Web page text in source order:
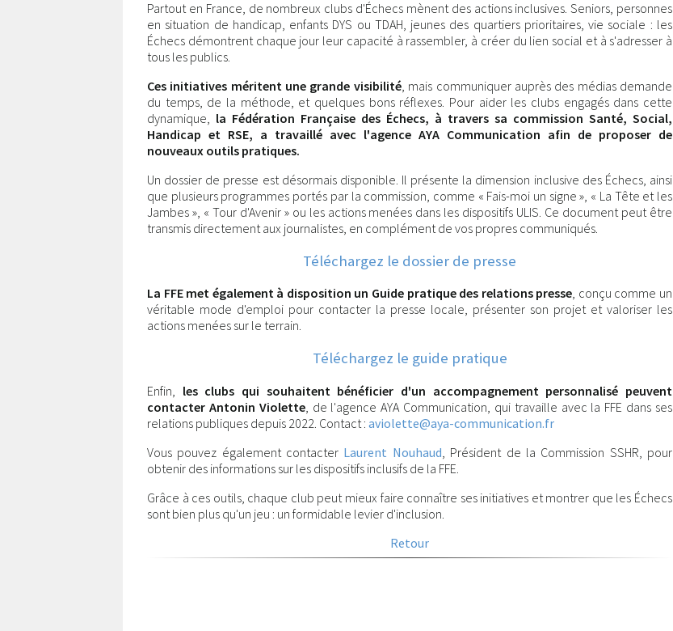
Partout en France, de nombreux clubs d'Échecs mènent des actions inclusives. Seniors, personnes
en situation de handicap, enfants DYS ou TDAH, jeunes des quartiers prioritaires, vie sociale : les
Échecs démontrent chaque jour leur capacité à rassembler, à créer du lien social et à s'adresser à
tous les publics.
Ces initiatives méritent une grande visibilité, mais communiquer auprès des médias demande
du temps, de la méthode, et quelques bons réflexes. Pour aider les clubs engagés dans cette
dynamique, la Fédération Française des Échecs, à travers sa commission Santé, Social,
Handicap et RSE, a travaillé avec l'agence AYA Communication afin de proposer de
nouveaux outils pratiques.
Un dossier de presse est désormais disponible. Il présente la dimension inclusive des Échecs, ainsi
que plusieurs programmes portés par la commission, comme « Fais-moi un signe », « La Tête et les
Jambes », « Tour d'Avenir » ou les actions menées dans les dispositifs ULIS. Ce document peut être
transmis directement aux journalistes, en complément de vos propres communiqués.
Téléchargez le dossier de presse
La FFE met également à disposition un Guide pratique des relations presse, conçu comme un
véritable mode d'emploi pour contacter la presse locale, présenter son projet et valoriser les
actions menées sur le terrain.
Téléchargez le guide pratique
Enfin, les clubs qui souhaitent bénéficier d'un accompagnement personnalisé peuvent
contacter Antonin Violette, de l'agence AYA Communication, qui travaille avec la FFE dans ses
relations publiques depuis 2022. Contact : aviolette@aya-communication.fr
Vous pouvez également contacter Laurent Nouhaud , Président de la Commission SSHR, pour
obtenir des informations sur les dispositifs inclusifs de la FFE.
Grâce à ces outils, chaque club peut mieux faire connaître ses initiatives et montrer que les Échecs
sont bien plus qu'un jeu : un formidable levier d'inclusion.
Retour